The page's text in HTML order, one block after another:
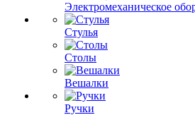
Электромеханическое
Стулья
Столы
Вешалки
Ручки